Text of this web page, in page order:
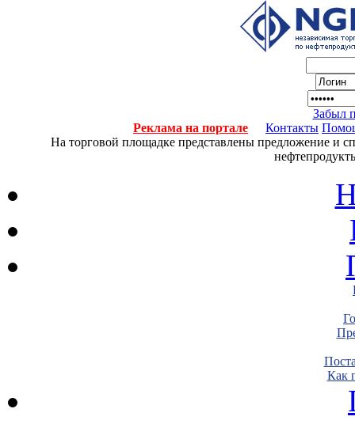
Забыл
Реклама на портале
Контакты
На торговой площадке представлены предложение и
Как